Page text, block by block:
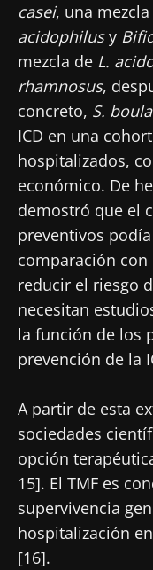
casei, una
acidophilusy
mezcla de L.
rhamnosus,
concreto, S.
ICD en una
hospitalizados,
económico. De
demostró que el
preventivos
comparación
reducir el riesgo
necesitan
la función de los
prevención de la
A partir de esta
sociedades
opción
15]. El TMF es
supervivencia
hospitalización
[16].